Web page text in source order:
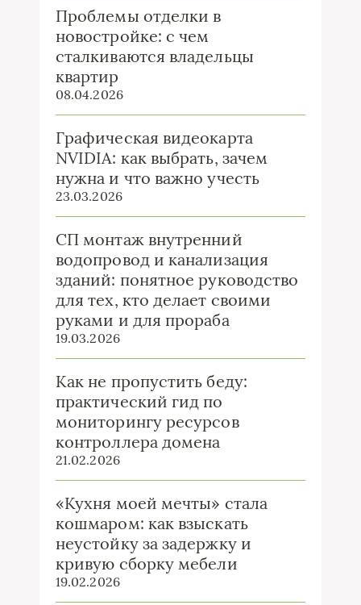
Проблемы отделки в
новостройке: с чем
сталкиваются владельцы
квартир
08.04.2026
Графическая видеокарта
NVIDIA: как выбрать, зачем
нужна и что важно учесть
23.03.2026
СП монтаж внутренний
водопровод и канализация
зданий: понятное руководство
для тех, кто делает своими
руками и для прораба
19.03.2026
Как не пропустить беду:
практический гид по
мониторингу ресурсов
контроллера домена
21.02.2026
«Кухня моей мечты» стала
кошмаром: как взыскать
неустойку за задержку и
кривую сборку мебели
19.02.2026